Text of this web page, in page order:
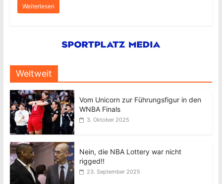
Weiterlesen
Weltweit
Vom Unicorn zur Führungsfigur in den
WNBA Finals
3. Oktober 2025
Nein, die NBA Lottery war nicht
rigged!!
23. September 2025